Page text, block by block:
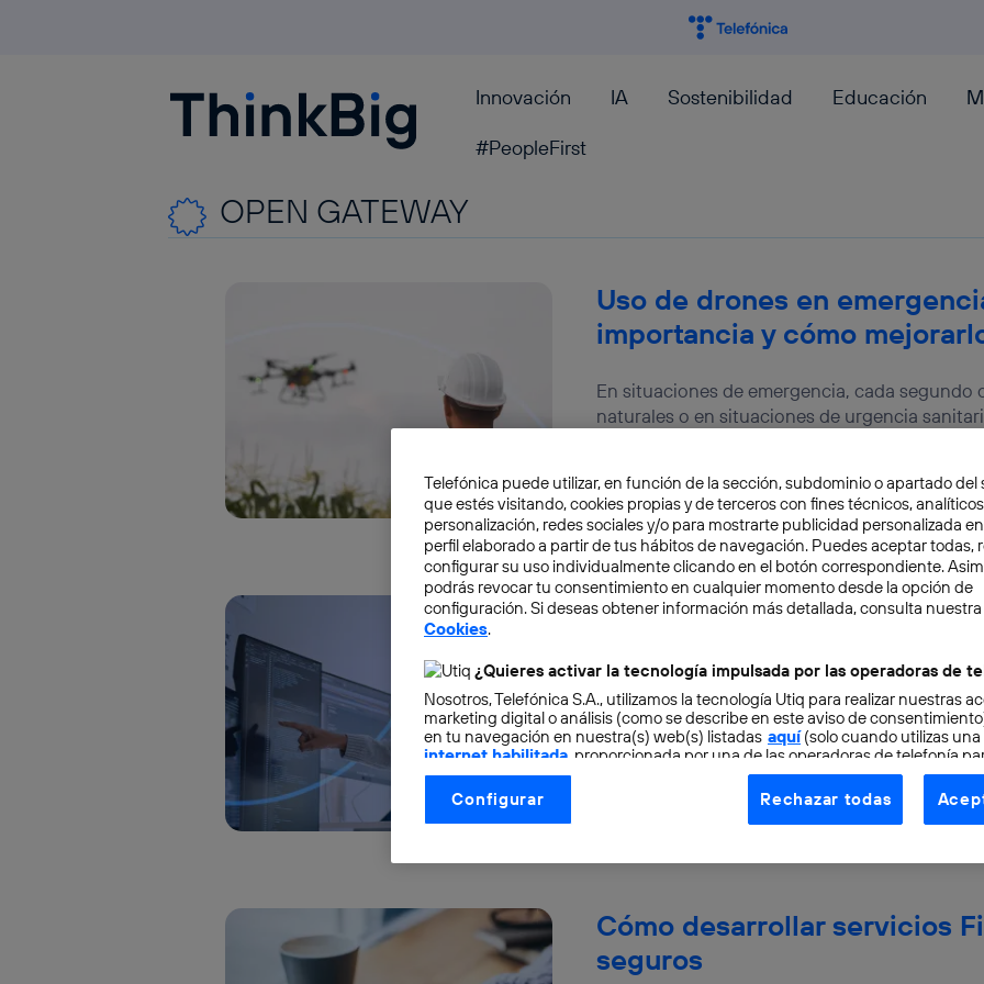
Blogthinkbig.com Innovación IA Sostenibilidad Educación
#PeopleFirst
OPEN GATEWAY
Uso de drones en
importancia y cómo
En situaciones de emergencia, cada segundo
naturales o en situaciones de urgencia
Juan José Zorita Endara
¿Por qué es importante
En un mundo cada vez más digitalizado, la
convertido en un pilar esencial para garantizar
Juan José Zorita Endara
Cómo desarrollar servicios
seguros
Telefónica puede utilizar, en función de la sección, subdominio o apartado del
que estés visitando, cookies propias y de terceros con fines técnicos,
personalización, redes sociales y/o para mostrarte publicidad personalizada
perfil elaborado a partir de tus hábitos de navegación. Puedes aceptar todas,
configurar su uso individualmente clicando en el botón correspondiente.
podrás revocar tu consentimiento en cualquier momento desde la opción de
configuración. Si deseas obtener información más detallada, consulta nuestra
Cookies.
¿Quieres activar la tecnología impulsada por las operadoras de
Nosotros, Telefónica S.A., utilizamos la tecnología Utiq para realizar nuestras
marketing digital o análisis (como se describe en este aviso de
en tu navegación en nuestra(s) web(s) listadas aquí(solo cuando utilizas una
internet habilitada , proporcionada por una de las operadoras de telefonía
otorgas tu consentimiento en cada página web).
La tecnología Utiq está diseñada con la privacidad como prioridad
control.
Este identificador se asigna a la conexión de internet, por lo que cualquier
conecte su dispositivo y consienta el uso de la tecnología recibirá el mismo
Típicamente:
Configurar Rechazar todas